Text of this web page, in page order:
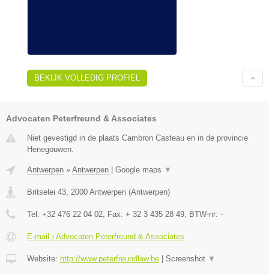
BEKIJK VOLLEDIG PROFIEL
Advocaten Peterfreund & Associates
Niet gevestigd in de plaats Cambron Casteau en in de provincie
Henegouwen.
Antwerpen » Antwerpen Google maps ▼
Britselei 43, 2000 Antwerpen (Antwerpen)
Tel: +32 476 22 04 02, Fax: + 32 3 435 28 49, BTW-nr: -
E-mail › Advocaten Peterfreund & Associates
Website: http://www.peterfreundlaw.be Screenshot ▼